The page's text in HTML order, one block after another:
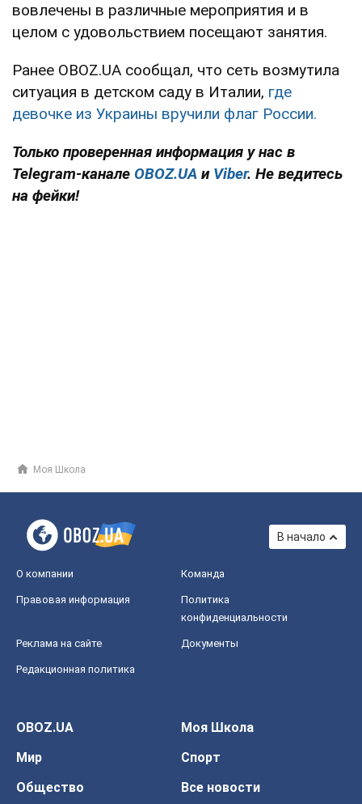
вовлечены в различные мероприятия и в
целом с удовольствием посещают занятия.
Ранее OBOZ.UA сообщал, что сеть возмутила
ситуация в детском саду в Италии, где
девочке из Украины вручили флаг России.
Только проверенная информация у нас в
Telegram-канале OBOZ.UA и Viber. Не ведитесь
на фейки!
Моя Школа
В начало
О компании Команда
Правовая информация
Политика
конфиденциальности
Реклама на сайте Документы
Редакционная политика
OBOZ.UA
Моя Школа
Мир
Спорт
Общество
Все новости